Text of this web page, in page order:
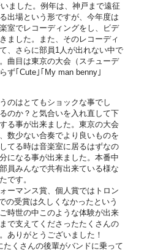
ました。例年は、神戸まで遠征
出場という形ですが、今年度は
室でレコーディングをし、ビデ
ました。また、そのレコーディ
、さらに部員1人が出れない中で
曲目は東京の大会（スチューデ
ず｢Cute｣｢My man benny｣
のはとてもショックな事でし
のか？と気合いを入れ直して下
る事が出来ました。東京の大会
数少ない合奏でより良いものを
てる時は音楽室に居るはずなの
になる事が出来ました。本番中
員みんなで共有出来ている様な
です。
ーマンス賞、個人賞ではトロン
の受賞は久しくなかったという
時世の中このような体験が出来
で支えてくださったたくさんの
ありがとうございました！
たくさんの後輩がバンドに乗って